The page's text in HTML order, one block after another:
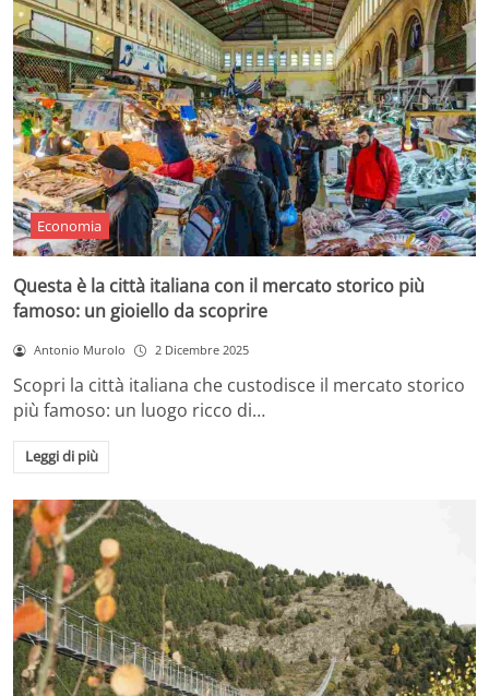
Economia
Questa è la città italiana con il mercato storico più
famoso: un gioiello da scoprire
Antonio Murolo 2 Dicembre 2025
Scopri la città italiana che custodisce il mercato storico
più famoso: un luogo ricco di…
Leggi di più